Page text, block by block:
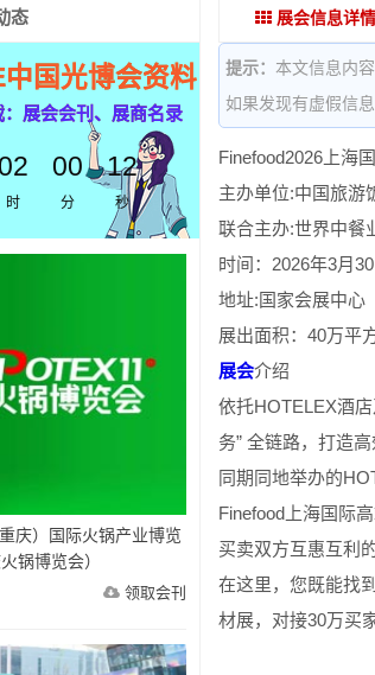
展会信息详
提示： 本文信息内
如果发现有虚假信
Finefood2026上海
主办单位:中国旅游
联合主办:世界中餐
时间：2026年3月
地址:国家会展中心
展出面积：40万平
展会介绍
依托HOTELEX酒
务” 全链路，打造
同期同地举办的
Finefood上海国际
买卖双方互惠互利
在这里，您既能找
材展，对接30万买
态
国光博会资料
：展会会刊、展商名录
02
时
00
分
12
秒
庆）国际火锅产业博览
锅博览会）
领取会刊